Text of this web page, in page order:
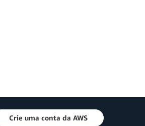
Crie uma conta da AWS